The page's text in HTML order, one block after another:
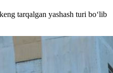
tarqalgan yashash turi bo‘lib